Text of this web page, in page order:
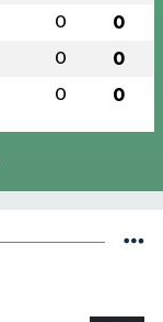
0 0
0 0
0 0